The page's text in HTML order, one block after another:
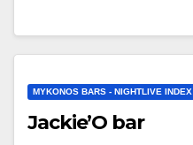
MYKONOS BARS - NIGHTLIVE INDEX
Jackie’O bar